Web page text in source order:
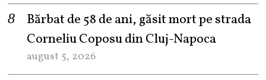
Bărbat de 58 de ani, găsit mort pe strada
Corneliu Coposu din Cluj-Napoca
august 5, 2026